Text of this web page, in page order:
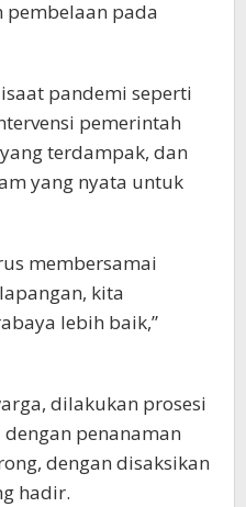
pada
pandemi seperti
pemerintah
terdampak, dan
yang nyata untuk
membersamai
kita
lebih baik,”
dilakukan prosesi
penanaman
dengan disaksikan
hadir.